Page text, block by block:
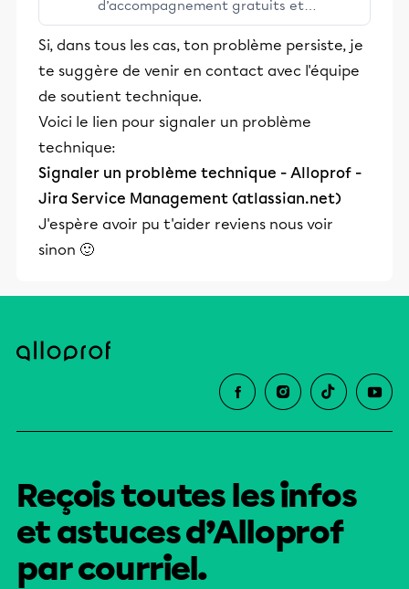
d’accompagnement gratuits et
stimulants, Alloprof engage les élèves
et leurs parents dans la réussite
éducative.
Si, dans tous les cas, ton problème persiste, je
te suggère de venir en contact avec l'équipe
de soutient technique.
Voici le lien pour signaler un problème
technique:
Signaler un problème technique - Alloprof -
Jira Service Management (atlassian.net)
J'espère avoir pu t'aider reviens nous voir
sinon 🙂
Reçois toutes les infos
et astuces d’Alloprof
par courriel.